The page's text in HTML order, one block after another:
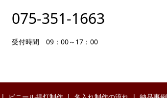
075-351-1663
受付時間 09：00～17：00